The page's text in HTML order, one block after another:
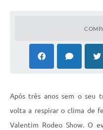
Após três anos sem o seu
volta a respirar o clima de
Valentim Rodeo Show. O